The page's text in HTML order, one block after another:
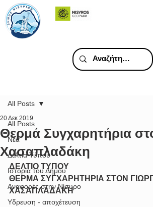
All Posts
Νέα
Δελτία Τύπου
Ιστορία του Δήμου
Αναφορές στην Νίσυρο
Υδρευση - αποχέτευση
All Posts
Θερμά Συγχαρητήρια
Χασαπλαδάκη
20 Δεκ 2019
ΔΕΛΤΙΟ ΤΥΠΟΥ
ΘΕΡΜΑ ΣΥΓΧΑΡΗΤΗΡΙΑ ΣΤΟΝ
ΧΑΣΑΠΛΑΔΑΚΗ